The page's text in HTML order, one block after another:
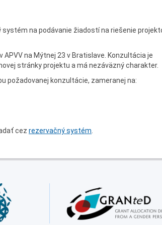
na podávanie žiadostí na riešenie
na Mýtnej 23 v Bratislave. Konzultácia je
stránky projektu a má nezáväzný charakter.
požadovanej konzultácie, zameranej na:
cez rezervačný systém